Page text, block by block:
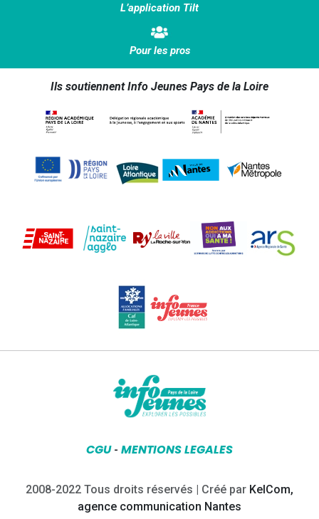
L’application Tilt
Pour les pros
Ils soutiennent Info Jeunes Pays de la Loire
CGU- MENTIONS LEGALES
2008-2022 Tous droits réservés | Créé par KelCom,
agence communication Nantes